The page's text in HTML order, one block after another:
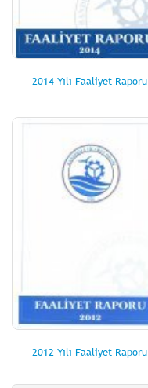
2014 Yılı Faaliyet Raporu
2012 Yılı Faaliyet Raporu